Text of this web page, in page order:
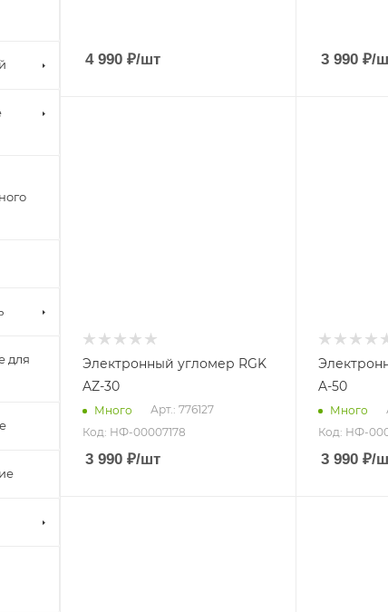
4 990 ₽/шт 3 990 ₽/
Электронный угломер RGK
AZ-30
Много
Арт.: 776127
Код: НФ-00007178
3 990 ₽/шт
A-50
Много
Код: НФ-
3 990 ₽/
для